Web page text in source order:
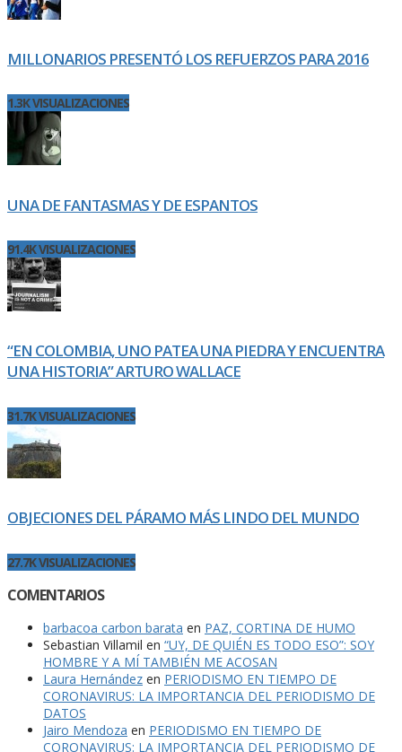
MILLONARIOS PRESENTÓ LOS REFUERZOS PARA 2016
1.3K VISUALIZACIONES
UNA DE FANTASMAS Y DE ESPANTOS
91.4K VISUALIZACIONES
“EN COLOMBIA, UNO PATEA UNA PIEDRA Y ENCUENTRA
UNA HISTORIA” ARTURO WALLACE
31.7K VISUALIZACIONES
OBJECIONES DEL PÁRAMO MÁS LINDO DEL MUNDO
27.7K VISUALIZACIONES
COMENTARIOS
barbacoa carbon barata en PAZ, CORTINA DE HUMO
Sebastian Villamil en “UY, DE QUIÉN ES TODO ESO”: SOY
HOMBRE Y A MÍ TAMBIÉN ME ACOSAN
Laura Hernández en PERIODISMO EN TIEMPO DE
CORONAVIRUS: LA IMPORTANCIA DEL PERIODISMO DE
DATOS
Jairo Mendoza en PERIODISMO EN TIEMPO DE
CORONAVIRUS: LA IMPORTANCIA DEL PERIODISMO DE